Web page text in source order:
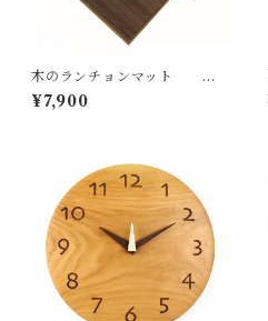
木のランチョンマット
テーブルウェア 国産 一点物 オ
リジナル 無垢 ナチュラル ma
¥7,900